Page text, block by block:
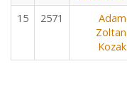
15 2571
Adam
Zoltan
Kozak